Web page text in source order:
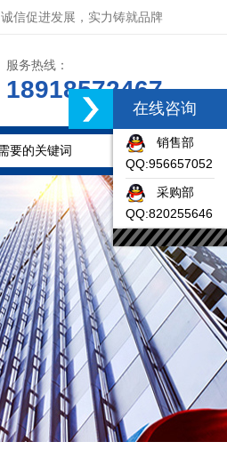
诚信促进发展，实力铸就品牌
服务热线：
18918572467
在线咨询
销售部
QQ:956657052
采购部
QQ:820255646